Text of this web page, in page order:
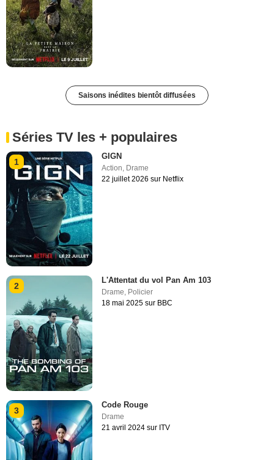
Saisons inédites bientôt diffusées
Séries TV les + populaires
1
GIGN
Action, Drame
22 juillet 2026 sur Netflix
2
L'Attentat du vol Pan Am 103
Drame, Policier
18 mai 2025 sur BBC
3
Code Rouge
Drame
21 avril 2024 sur ITV